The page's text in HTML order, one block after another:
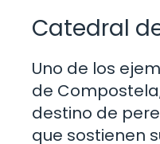
Catedral
Uno de los
de
destino de
que sostienen